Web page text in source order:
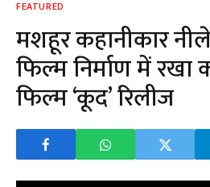
FEATURED
मशहूर कहानीकार
फिल्म निर्माण में
फिल्म ‘कूद’ रिलीज